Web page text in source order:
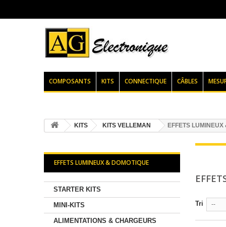
COMPOSANTS KITS CONNECTIQUE CÂBLES
KITS KITS VELLEMAN EFFETS LUMINEUX
EFFETS LUMINEUX & DOMOTIQUE
STARTER KITS
MINI-KITS
ALIMENTATIONS & CHARGEURS
Tri --